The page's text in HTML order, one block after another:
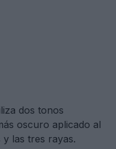
dos tonos
oscuro aplicado al
las tres rayas.